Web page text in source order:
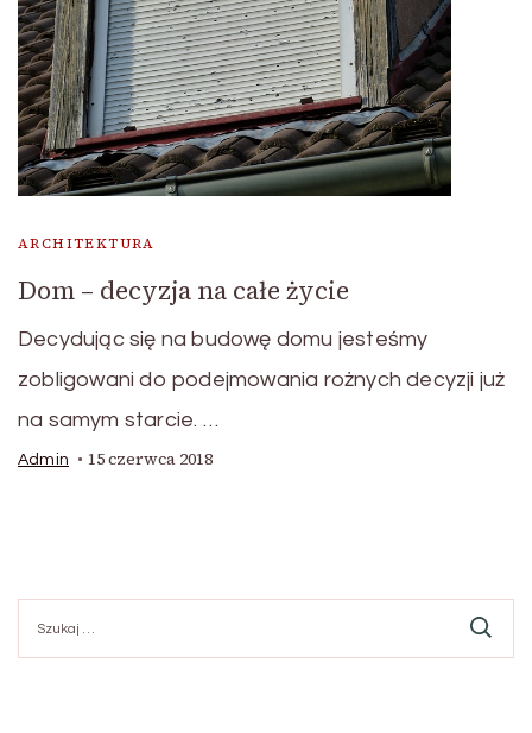
ARCHITEKTURA
Dom – decyzja na całe życie
Decydując się na budowę domu jesteśmy
zobligowani do podejmowania rożnych decyzji już
na samym starcie. …
Admin 15 czerwca 2018